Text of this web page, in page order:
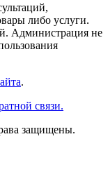
либо услуги.
Администрация не
.
связи.
защищены.